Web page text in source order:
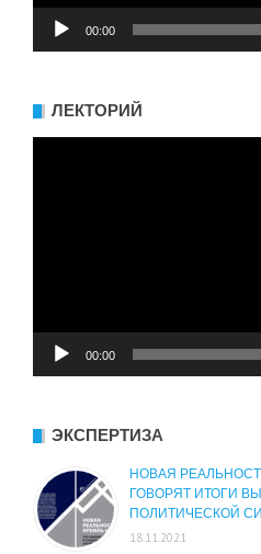
00:00
ЛЕКТОРИЙ
00:00
ЭКСПЕРТИЗА
НОВАЯ
ГОВОРЯТ ИТОГИ
ПОЛИТИЧЕСКОЙ
18.11.2021